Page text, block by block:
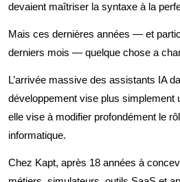
devaient maîtriser la syntaxe à la
Mais ces dernières années — et
derniers mois — quelque chose a
L’arrivée massive des assistants IA
développement vise plus simplement
elle vise à modifier profondément le
informatique.
Chez Kapt, après 18 années à